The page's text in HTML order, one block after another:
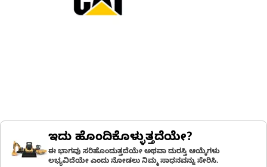
ಇದು ಹೊಂದಿಕೊಳ್ಳುತ್ತದೆಯೇ?
ಈ ಭಾಗವು ಸರಿಹೊಂದುತ್ತದೆಯೇ ಅಥವಾ ದುರಸ್ತಿ ಆಯ್ಕೆಗಳು
ಲಭ್ಯವಿದೆಯೇ ಎಂದು ನೋಡಲು ನಿಮ್ಮ ಸಾಧನವನ್ನು ಸೇರಿಸಿ.